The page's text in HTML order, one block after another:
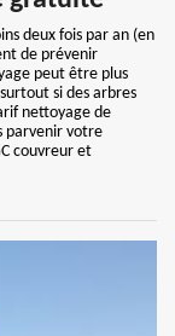
deux fois par an (en
de prévenir
peut être plus
si des arbres
nettoyage de
parvenir votre
couvreur et